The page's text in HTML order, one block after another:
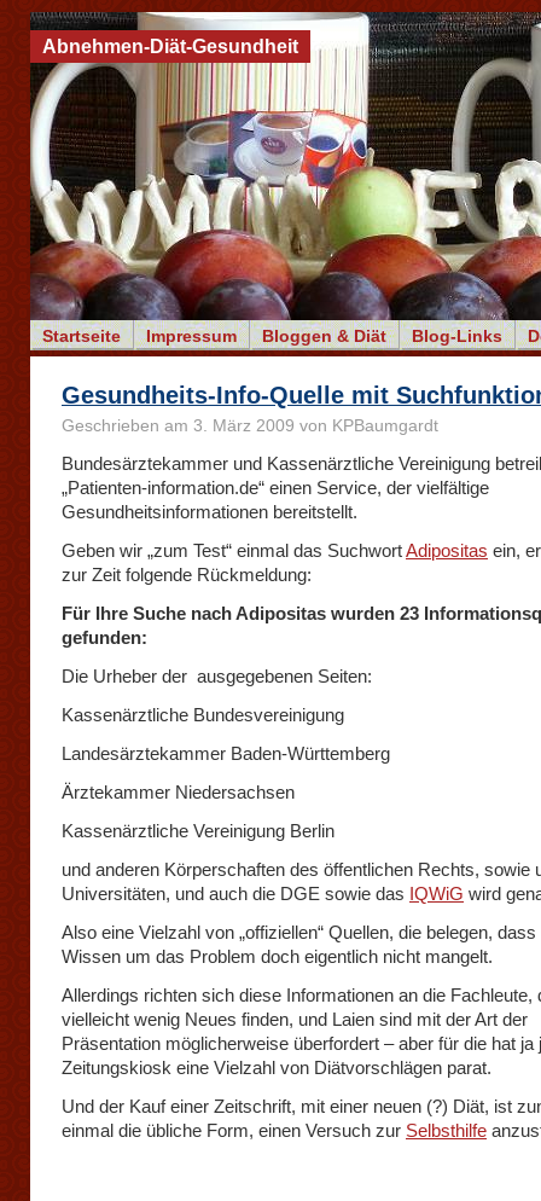
Startseite Impressum Bloggen & Diät Blog-Links
Abnehmen-Diät-Gesundheit
Gesundheits-Info-Quelle mit
Geschrieben am 3. März 2009 von KPBaumgardt
Bundesärztekammer und Kassenärztliche Vereinigung
„Patienten-information.de“ einen Service, der vielfältige
Gesundheitsinformationen bereitstellt.
Geben wir „zum Test“ einmal das SuchwortAdipositas ein,
zur Zeit folgende Rückmeldung:
Für Ihre Suche nach Adipositas wurden 23
gefunden:
Die Urheber der ausgegebenen Seiten:
Kassenärztliche Bundesvereinigung
Landesärztekammer Baden-Württemberg
Ärztekammer Niedersachsen
Kassenärztliche Vereinigung Berlin
und anderen Körperschaften des öffentlichen Rechts, sowie
Universitäten, und auch die DGE sowie das IQWiG wird
Also eine Vielzahl von „offiziellen“ Quellen, die belegen,
Wissen um das Problem doch eigentlich nicht mangelt.
Allerdings richten sich diese Informationen an die Fachleute,
vielleicht wenig Neues finden, und Laien sind mit der Art der
Präsentation möglicherweise überfordert – aber für die hat ja
Zeitungskiosk eine Vielzahl von Diätvorschlägen parat.
Und der Kauf einer Zeitschrift, mit einer neuen (?) Diät, ist
einmal die übliche Form, einen Versuch zur Selbsthilfe